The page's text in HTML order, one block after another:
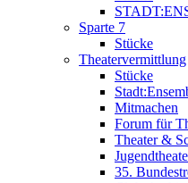
Sparte 7
Stücke
Theatervermittlung
Stücke
Mitmachen
Forum für
Theater &
35.